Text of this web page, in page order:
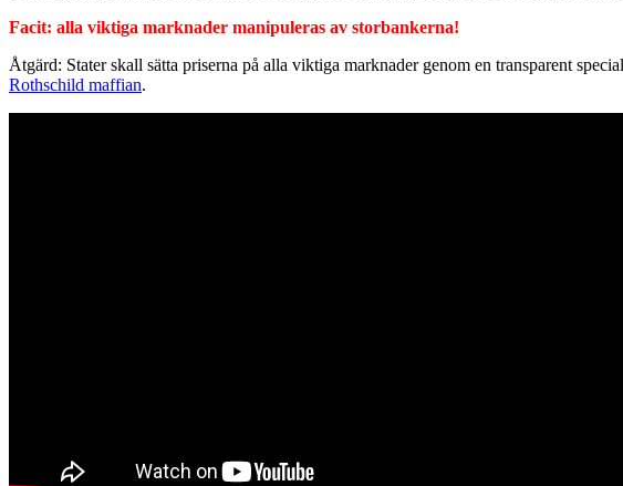
Facit: alla viktiga marknader manipuleras av storbankerna!
Åtgärd: Stater skall sätta priserna på alla viktiga marknader genom en transparent
Rothschild maffian.